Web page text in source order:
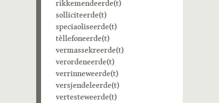
rikkemendeerde(t)
solliciteerde(t)
speciaoliseerde(t)
tèllefoneerde(t)
vermassekreerde(t)
verordeneerde(t)
verrinneweerde(t)
versjendeleerde(t)
vertesteweerde(t)